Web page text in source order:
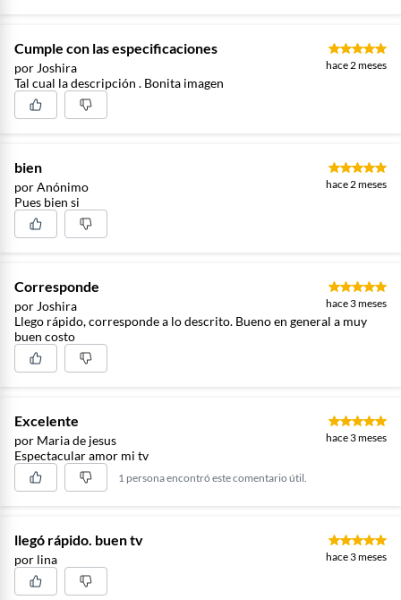
Cumple con las especificaciones
por Joshira hace 2 meses
Tal cual la descripción . Bonita imagen
bien
por Anónimo hace 2 meses
Pues bien si
Corresponde
por Joshira hace 3 meses
Llego rápido, corresponde a lo descrito. Bueno en general a muy
buen costo
Excelente
por Maria de jesus hace 3 meses
Espectacular amor mi tv
1 persona encontró este comentario útil.
llegó rápido. buen tv
por lina hace 3 meses